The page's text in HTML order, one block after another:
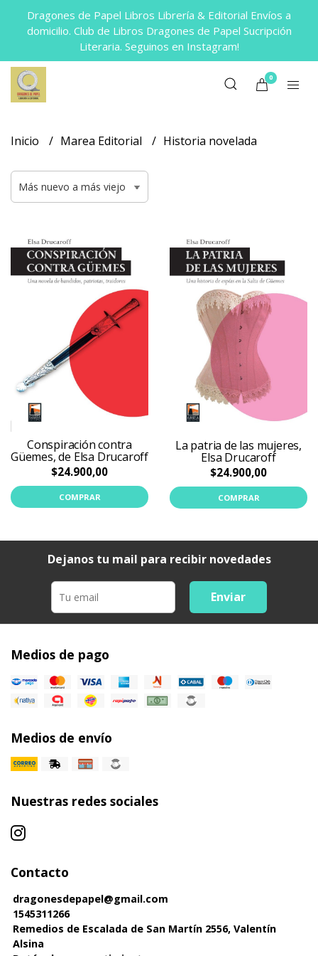
Dragones de Papel Libros Librería & Editorial Envíos a
domicilio. Club de Libros Dragones de Papel Sucripción
Literaria. Seguinos en Instagram!
0
Inicio Marea Editorial Historia novelada
Conspiración contra
Güemes, de Elsa Drucaroff
$24.900,00
COMPRAR
La patria de las mujeres,
Elsa Drucaroff
$24.900,00
COMPRAR
Dejanos tu mail para recibir novedades
Enviar
Medios de pago
Medios de envío
Nuestras redes sociales
Contacto
dragonesdepapel@gmail.com
1545311266
Remedios de Escalada de San Martín 2556, Valentín
Alsina